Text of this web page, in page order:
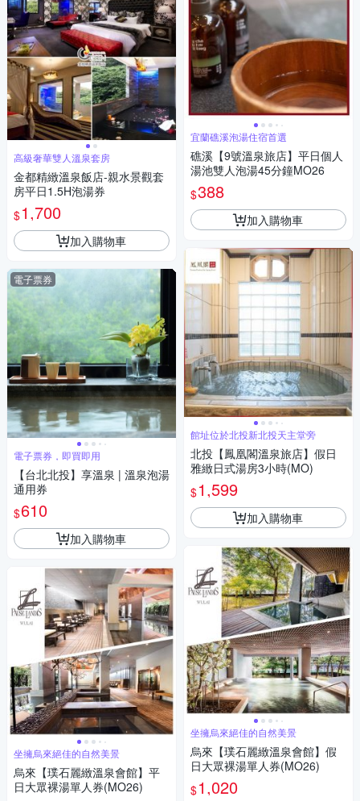
高級奢華雙人溫泉套房
金都精緻溫泉飯店-親水景觀套
房平日1.5H泡湯券
$1,700
加入購物車
電子票券
電子票券，即買即用
【台北北投】享溫泉 | 溫泉泡湯
通用券
$610
加入購物車
坐擁烏來絕佳的自然美景
烏來【璞石麗緻溫泉會館】平
日大眾裸湯單人券(MO26)
宜蘭礁溪泡湯住宿首選
礁溪【9號溫泉旅店】平日個人
湯池雙人泡湯45分鐘MO26
$388
加入購物車
館址位於北投新北投天主堂旁
北投【鳳凰閣溫泉旅店】假日
雅緻日式湯房3小時(MO)
$1,599
加入購物車
坐擁烏來絕佳的自然美景
烏來【璞石麗緻溫泉會館】假
日大眾裸湯單人券(MO26)
$1,020